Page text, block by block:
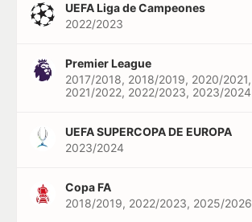
UEFA Liga de Campeones
2022/2023
Premier League
2017/2018, 2018/2019, 2020/2021,
2021/2022, 2022/2023, 2023/2024
UEFA SUPERCOPA DE EUROPA
2023/2024
Copa FA
2018/2019, 2022/2023, 2025/2026